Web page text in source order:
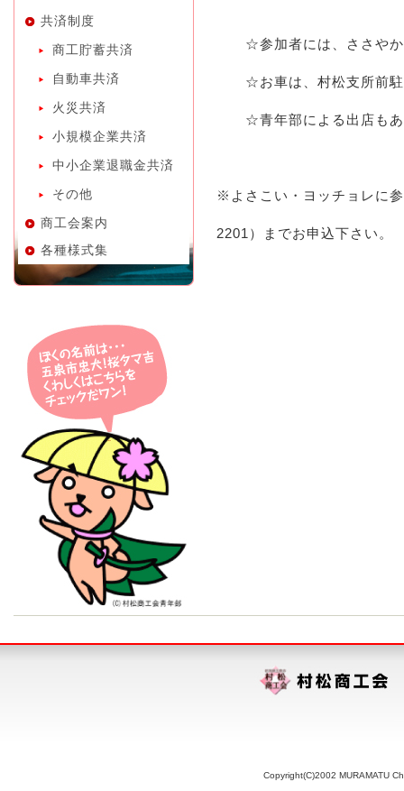
共済制度
商工貯蓄共済
自動車共済
火災共済
小規模企業共済
中小企業退職金共済
その他
商工会案内
各種様式集
☆参加者には、ささやか
☆お車は、村松支所前駐
☆青年部による出店もあ
※よさこい・ヨッチョレに
2201）までお申込下さい。
Copyright(C)2002 MURAMATU